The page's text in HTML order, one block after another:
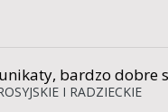
unikaty, bardzo
I RADZIECKIE